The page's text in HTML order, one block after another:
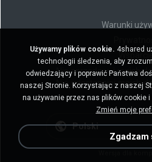
Warunki
Nie sprzedawaj moich
Nie udostępniaj moich
Polski
Używamy plików cookie. 4shared
technologii śledzenia, aby
odwiedzający i poprawić Państwa
naszej Stronie. Korzystając z naszej
na używanie przez nas plików cookie
Zmień moje
Zgadzam